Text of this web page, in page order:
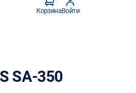
КорзинаВойти
SA-350